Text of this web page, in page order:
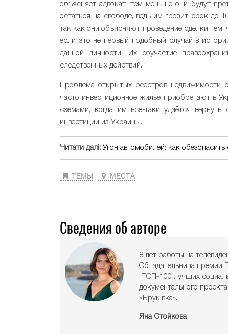
объясняет адвокат, тем меньше они будут
остаться на свободе, ведь им грозит срок до
так как они объясняют проведение сделки
если это не первый подобный случай в
данной личности. Их соучастие
следственных действий.
Проблема открытых реестров недвижимости
часто инвестиционное жильё приобретают в
схемами, когда им всё-таки удаётся
инвестиции из Украины.
Читати далі: Угон автомобилей: как
ТЕМЫ МЕСТА
Сведения об авторе
8 лет работы на
Обладательница премии
"ТОП-100 лучших
документального
«Бруківка».
Яна Стойкова